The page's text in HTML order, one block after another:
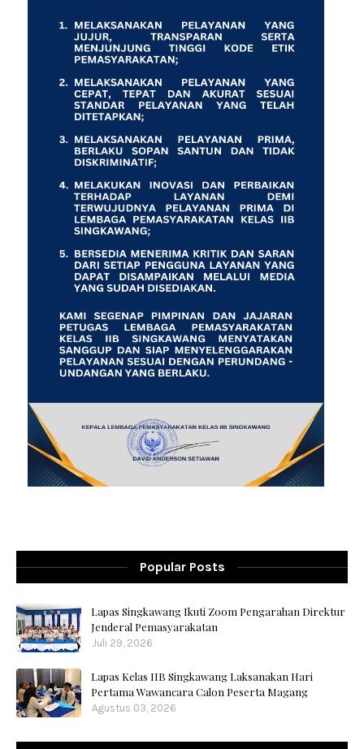
Popular Posts
Lapas Singkawang Ikuti Zoom Pengarahan Direktur
Jenderal Pemasyarakatan
Juli 29, 2026
Lapas Kelas IIB Singkawang Laksanakan Hari
Pertama Wawancara Calon Peserta Magang
Agustus 03, 2026